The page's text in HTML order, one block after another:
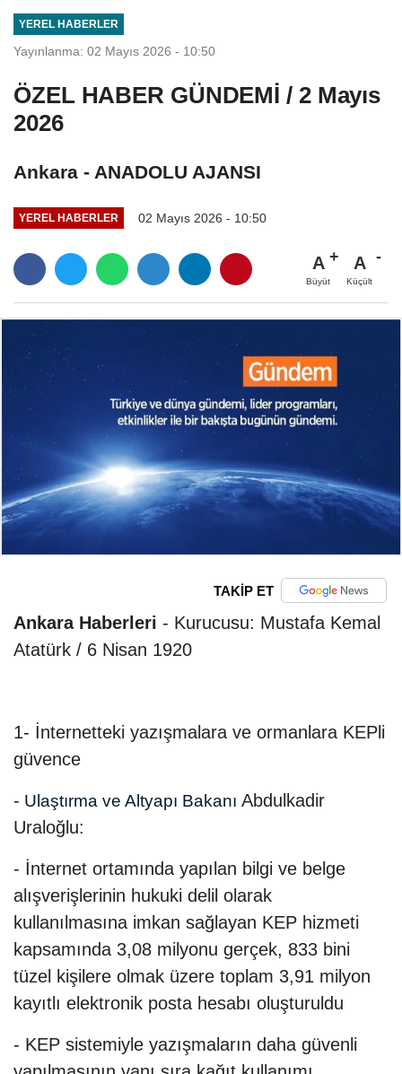
YEREL HABERLER
Yayınlanma: 02 Mayıs 2026 - 10:50
ÖZEL HABER GÜNDEMİ / 2 Mayıs
2026
Ankara - ANADOLU AJANSI
YEREL HABERLER 02 Mayıs 2026 - 10:50
A
Büyüt
A
Küçült
TAKİP ET
Ankara Haberleri - Kurucusu: Mustafa Kemal
Atatürk / 6 Nisan 1920
1- İnternetteki yazışmalara ve ormanlara KEPli
güvence
- Ulaştırma ve Altyapı Bakanı Abdulkadir
Uraloğlu:
- İnternet ortamında yapılan bilgi ve belge
alışverişlerinin hukuki delil olarak
kullanılmasına imkan sağlayan KEP hizmeti
kapsamında 3,08 milyonu gerçek, 833 bini
tüzel kişilere olmak üzere toplam 3,91 milyon
kayıtlı elektronik posta hesabı oluşturuldu
- KEP sistemiyle yazışmaların daha güvenli